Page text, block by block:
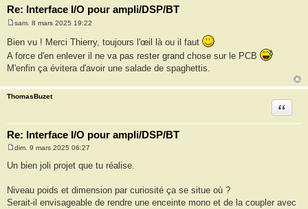
Re: Interface I/O pour ampli/DSP/BT
s
s
g
sam. 8 mars 2025 19:22
Bien vu ! Merci Thierry, toujours l'œil là ou il faut
A force d'en enlever il ne va pas rester grand chose sur le PCB
M'enfin ça évitera d'avoir une salade de spaghettis.
ThomasBuzet
Re: Interface I/O pour ampli/DSP/BT
Citation
s
g
e
dim. 9 mars 2025 06:27
Un bien joli projet que tu réalise.
Niveau poids et dimension par curiosité ça se situe où ?
Serait-il envisageable de rendre une enceinte mono et de la coupler avec